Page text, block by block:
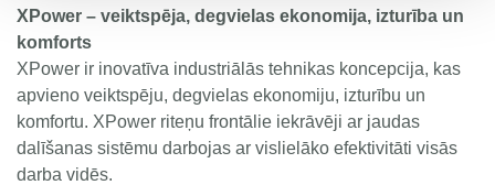
XPower – veiktspēja, degvielas ekonomija, izturība un
komforts
XPower ir inovatīva industriālās tehnikas koncepcija, kas
apvieno veiktspēju, degvielas ekonomiju, izturību un
komfortu. XPower riteņu frontālie iekrāvēji ar jaudas
dalīšanas sistēmu darbojas ar vislielāko efektivitāti visās
darba vidēs.